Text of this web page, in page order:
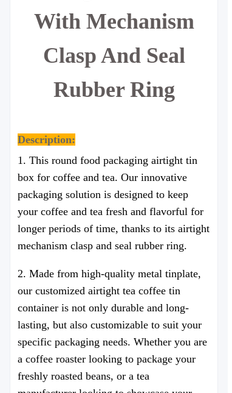
With Mechanism
Clasp And Seal
Rubber Ring
Description:
1. This round food packaging airtight tin
box for coffee and tea. Our innovative
packaging solution is designed to keep
your coffee and tea fresh and flavorful for
longer periods of time, thanks to its airtight
mechanism clasp and seal rubber ring.
2. Made from high-quality metal tinplate,
our customized airtight tea coffee tin
container is not only durable and long-
lasting, but also customizable to suit your
specific packaging needs. Whether you are
a coffee roaster looking to package your
freshly roasted beans, or a tea